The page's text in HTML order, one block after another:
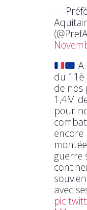
—
A
du 11è
de nos
1,4M
pour
encore
guerre
avec